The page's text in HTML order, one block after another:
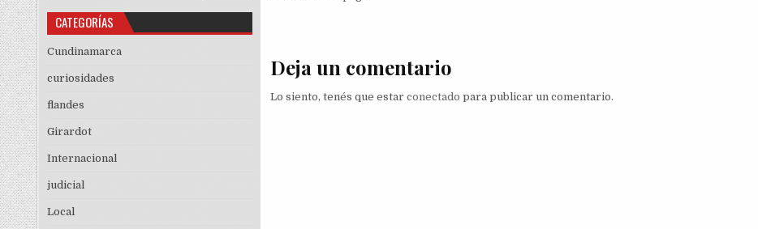
Deja un comentario
Lo siento, tenés que estar conectado para publicar un comentario.
CATEGORÍAS
Cundinamarca
curiosidades
flandes
Girardot
Internacional
judicial
Local